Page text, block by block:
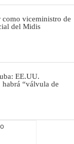
como viceministro de
del Midis
EE.UU.
“válvula de